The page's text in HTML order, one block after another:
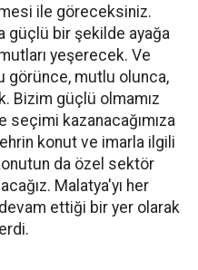
ile göreceksiniz.
güçlü bir şekilde ayağa
yeşerecek. Ve
görünce, mutlu olunca,
Bizim güçlü olmamız
seçimi kazanacağımıza
konut ve imarla ilgili
da özel sektör
Malatya'yı her
ettiği bir yer olarak